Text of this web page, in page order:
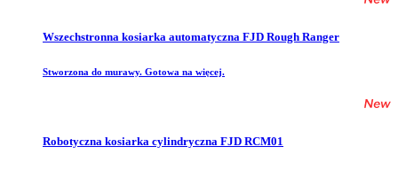
Wszechstronna kosiarka automatyczna FJD Rough Ranger
Stworzona do murawy. Gotowa na więcej.
Robotyczna kosiarka cylindryczna FJD RCM01